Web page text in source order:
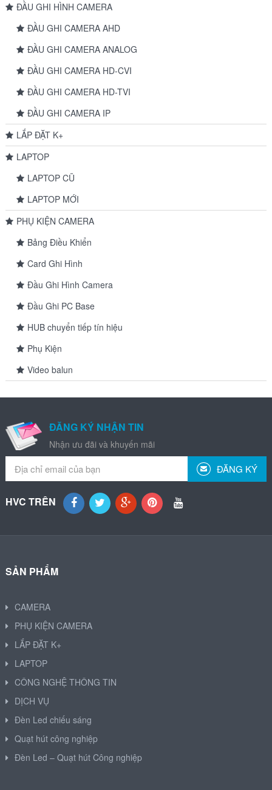
ĐẦU GHI HÌNH CAMERA
ĐẦU GHI CAMERA AHD
ĐẦU GHI CAMERA ANALOG
ĐẦU GHI CAMERA HD-CVI
ĐẦU GHI CAMERA HD-TVI
ĐẦU GHI CAMERA IP
LẮP ĐẶT K+
LAPTOP
LAPTOP CŨ
LAPTOP MỚI
PHỤ KIỆN CAMERA
Bảng Điều Khiển
Card Ghi Hình
Đầu Ghi Hình Camera
Đầu Ghi PC Base
HUB chuyển tiếp tín hiệu
Phụ Kiện
Video balun
ĐĂNG KÝ NHẬN TIN
Nhận ưu đãi và khuyến mãi
ĐĂNG KÝ
HVC TRÊN
SẢN PHẨM
CAMERA
PHỤ KIỆN CAMERA
LẮP ĐẶT K+
LAPTOP
CÔNG NGHỆ THÔNG TIN
DỊCH VỤ
Đèn Led chiếu sáng
Quạt hút công nghiệp
Đèn Led – Quạt hút Công nghiệp